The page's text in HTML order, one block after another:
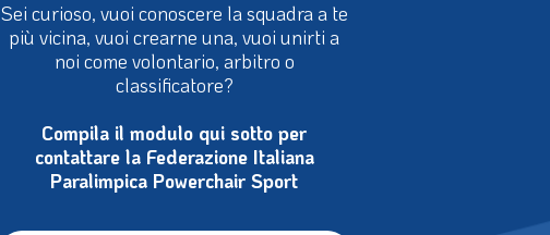
Sei curioso, vuoi conoscere la squadra a te
più vicina, vuoi crearne una, vuoi unirti a
noi come volontario, arbitro o
classificatore?
Compila il modulo qui sotto per
contattare la Federazione Italiana
Paralimpica Powerchair Sport